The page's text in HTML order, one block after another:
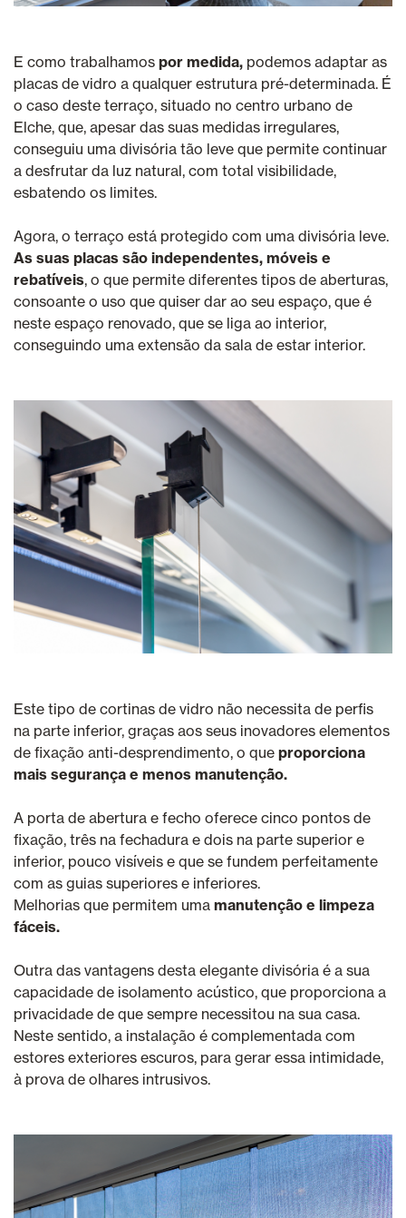
E como trabalhamos por medida, podemos adaptar as
placas de vidro a qualquer estrutura pré-determinada. É
o caso deste terraço, situado no centro urbano de
Elche, que, apesar das suas medidas irregulares,
conseguiu uma divisória tão leve que permite continuar
a desfrutar da luz natural, com total visibilidade,
esbatendo os limites.
Agora, o terraço está protegido com uma divisória leve.
As suas placas são independentes, móveis e
rebatíveis, o que permite diferentes tipos de aberturas,
consoante o uso que quiser dar ao seu espaço, que é
neste espaço renovado, que se liga ao interior,
conseguindo uma extensão da sala de estar interior.
Este tipo de cortinas de vidro não necessita de perfis
na parte inferior, graças aos seus inovadores elementos
de fixação anti-desprendimento, o que proporciona
mais segurança e menos manutenção.
A porta de abertura e fecho oferece cinco pontos de
fixação, três na fechadura e dois na parte superior e
inferior, pouco visíveis e que se fundem perfeitamente
com as guias superiores e inferiores.
Melhorias que permitem uma manutenção e limpeza
fáceis.
Outra das vantagens desta elegante divisória é a sua
capacidade de isolamento acústico, que proporciona a
privacidade de que sempre necessitou na sua casa.
Neste sentido, a instalação é complementada com
estores exteriores escuros, para gerar essa intimidade,
à prova de olhares intrusivos.